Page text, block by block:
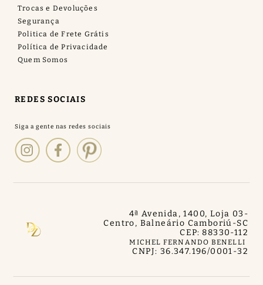
Trocas e Devoluções
Segurança
Politica de Frete Grátis
Política de Privacidade
Quem Somos
REDES SOCIAIS
MICHEL FERNANDO BENELLI
4ª Avenida, 1400, Loja 03 -
Centro, Balneário Camboriú-SC
CEP: 88330-112
CNPJ: 36.347.196/0001-32